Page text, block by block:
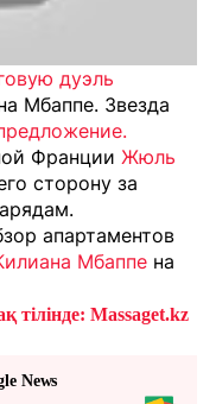
дуэль
Мбаппе. Звезда
Франции Жюль
сторону за
апартаментов
Мбаппе на
тілінде: Massaget.kz
News